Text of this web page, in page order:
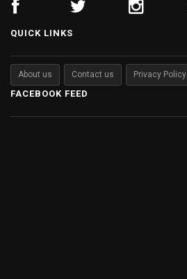
QUICK LINKS
About us Contact us Privacy Policy
FACEBOOK FEED